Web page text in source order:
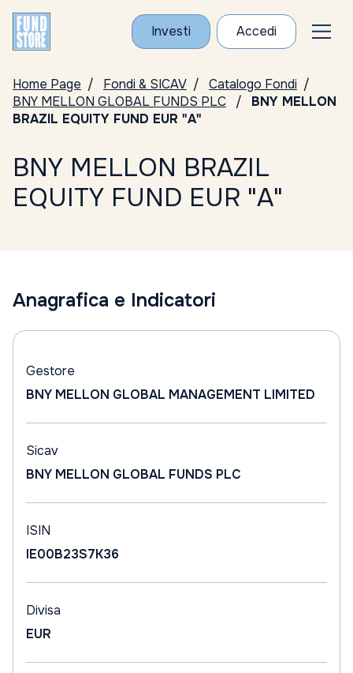
Investi Accedi
Home Page Fondi & SICAV
Catalogo Fondi
BNY MELLON GLOBAL FUNDS PLC
BNY MELLON
BRAZIL EQUITY FUND EUR "A"
BNY MELLON BRAZIL
EQUITY FUND EUR "A"
Anagrafica e Indicatori
Gestore
BNY MELLON GLOBAL MANAGEMENT LIMITED
Sicav
BNY MELLON GLOBAL FUNDS PLC
ISIN
IE00B23S7K36
Divisa
EUR